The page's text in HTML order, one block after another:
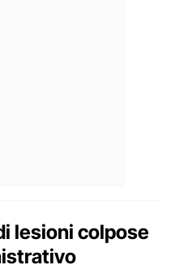
lesioni colpose